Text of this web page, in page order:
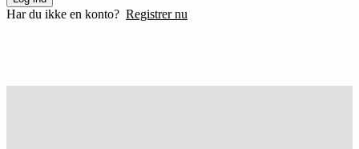
Har du ikke en konto? Registrer nu